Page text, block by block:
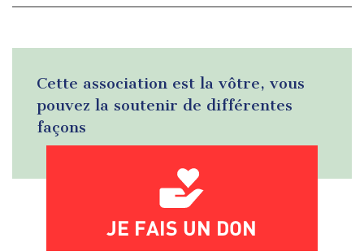
Cette association est la vôtre, vous
pouvez la soutenir de différentes
façons
JE FAIS UN DON